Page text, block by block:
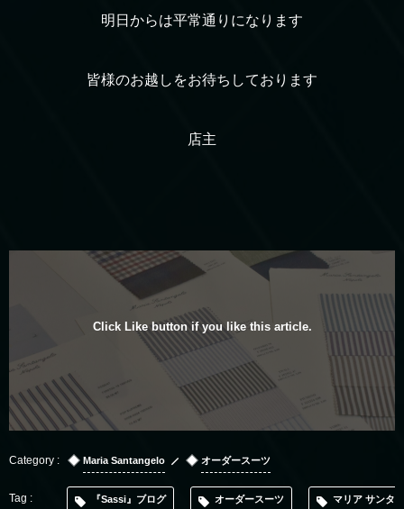
明日からは平常通りになります
皆様のお越しをお待ちしております
店主
Click Like button if you like this article.
Maria Santangelo オーダースーツ
『Sassi』ブログ オーダースーツ マリア サンタ